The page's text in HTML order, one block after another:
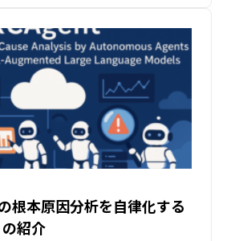
根本原因分析を自律化する
紹介